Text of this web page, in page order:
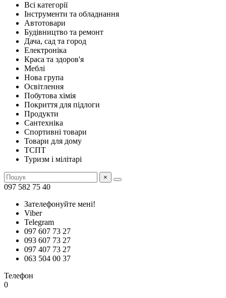
Всі категорії
Інструменти та обладнання
Автотовари
Будівництво та ремонт
Дача, сад та город
Електроніка
Краса та здоров'я
Меблі
Нова група
Освітлення
Побутова хімія
Покриття для підлоги
Продукти
Сантехніка
Спортивні товари
Товари для дому
ТСПТ
Туризм і мілітарі
×
097 582 75 40
Зателефонуйте мені!
Viber
Telegram
097 607 73 27
093 607 73 27
097 407 73 27
063 504 00 37
Телефон
0